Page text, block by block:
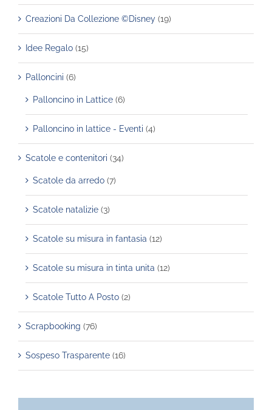
Creazioni Da Collezione ©Disney (19)
Idee Regalo (15)
Palloncini (6)
Palloncino in Lattice (6)
Palloncino in lattice - Eventi (4)
Scatole e contenitori (34)
Scatole da arredo (7)
Scatole natalizie (3)
Scatole su misura in fantasia (12)
Scatole su misura in tinta unita (12)
Scatole Tutto A Posto (2)
Scrapbooking (76)
Sospeso Trasparente (16)